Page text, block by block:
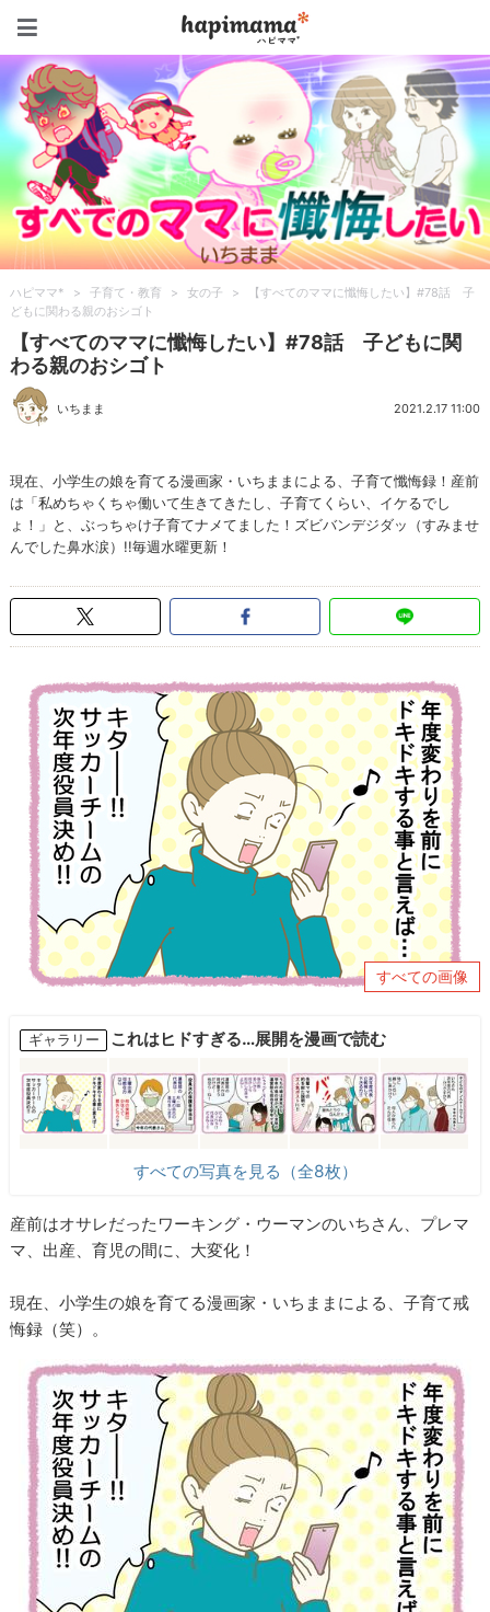
ハピママ* > 子育て・教育 > 女の子 >
【すべてのママに懺悔したい】#78話 子
どもに関わる親のおシゴト
【すべてのママに懺悔したい】#78話 子どもに関
わる親のおシゴト
いちまま 2021.2.17 11:00
現在、小学生の娘を育てる漫画家・いちままによる、子育て懺悔録！産前
は「私めちゃくちゃ働いて生きてきたし、子育てくらい、イケるでし
ょ！」と、ぶっちゃけ子育てナメてました！ズビバンデジダッ（すみませ
んでした鼻水涙）!!毎週水曜更新！
すべての画像
ギャラリー これはヒドすぎる…展開を漫画で読む
すべての写真を見る（全8枚）
産前はオサレだったワーキング・ウーマンのいちさん、プレマ
マ、出産、育児の間に、大変化！
現在、小学生の娘を育てる漫画家・いちままによる、子育て戒
悔録（笑）。